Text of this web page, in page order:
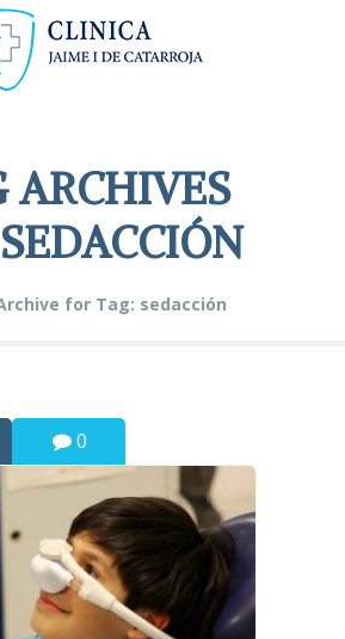
ARCHIVES
for Tag: sedacción
0